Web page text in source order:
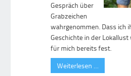
Gespräch über
Grabzeichen
wahrgenommen. Dass ich
Geschichte in der
für mich bereits fest.
Weiterlesen …